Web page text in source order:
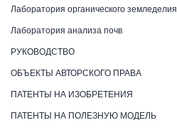
Лаборатория органического земледелия
Лаборатория анализа почв
РУКОВОДСТВО
ОБЪЕКТЫ АВТОРСКОГО ПРАВА
ПАТЕНТЫ НА ИЗОБРЕТЕНИЯ
ПАТЕНТЫ НА ПОЛЕЗНУЮ МОДЕЛЬ